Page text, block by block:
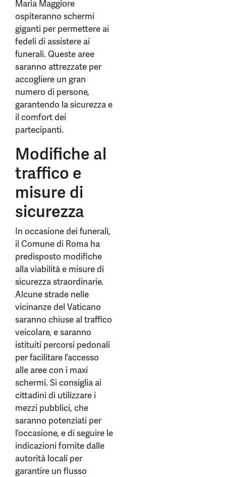
Maria Maggiore
ospiteranno schermi
giganti per permettere ai
fedeli di assistere ai
funerali. Queste aree
saranno attrezzate per
accogliere un gran
numero di persone,
garantendo la sicurezza e
il comfort dei
partecipanti.
Modifiche al
traffico e
misure di
sicurezza
In occasione dei funerali,
il Comune di Roma ha
predisposto modifiche
alla viabilità e misure di
sicurezza straordinarie.
Alcune strade nelle
vicinanze del Vaticano
saranno chiuse al traffico
veicolare, e saranno
istituiti percorsi pedonali
per facilitare l’accesso
alle aree con i maxi
schermi. Si consiglia ai
cittadini di utilizzare i
mezzi pubblici, che
saranno potenziati per
l’occasione, e di seguire le
indicazioni fornite dalle
autorità locali per
garantire un flusso